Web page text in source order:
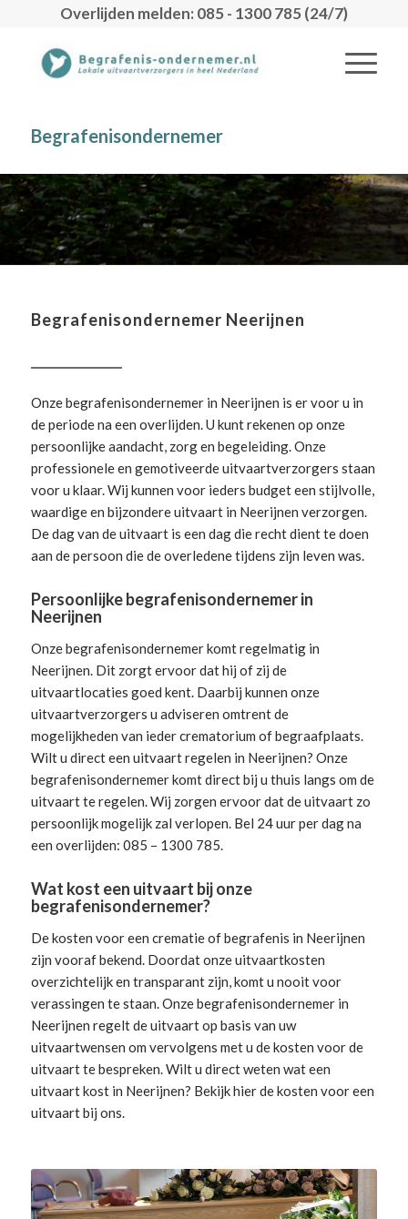
Overlijden melden: 085 - 1300 785 (24/7)
Begrafenisondernemer
Begrafenisondernemer Neerijnen
Onze begrafenisondernemer in Neerijnen is er voor u in
de periode na een overlijden. U kunt rekenen op onze
persoonlijke aandacht, zorg en begeleiding.Onze
professionele en gemotiveerde uitvaartverzorgers staan
voor u klaar. Wij kunnen voor ieders budget een stijlvolle,
waardige en bijzondere uitvaart in Neerijnen verzorgen.
De dag van de uitvaart is een dag die recht dient te doen
aan de persoon die de overledene tijdens zijn leven was.
Persoonlijke begrafenisondernemer in
Neerijnen
Onze begrafenisondernemer komt regelmatig in
Neerijnen. Dit zorgt ervoor dat hij of zij de
uitvaartlocaties goed kent. Daarbij kunnen onze
uitvaartverzorgers u adviseren omtrent de
mogelijkheden van ieder crematorium of begraafplaats.
Wilt u direct een uitvaart regelen in Neerijnen? Onze
begrafenisondernemer komt direct bij u thuis langs om de
uitvaart te regelen. Wij zorgen ervoor dat de uitvaart zo
persoonlijk mogelijk zal verlopen. Bel 24 uur per dag na
een overlijden: 085 – 1300 785.
Wat kost een uitvaart bij onze
begrafenisondernemer?
De kosten voor een crematie of begrafenis in Neerijnen
zijn vooraf bekend. Doordat onze uitvaartkosten
overzichtelijk en transparant zijn, komt u nooit voor
verassingen te staan. Onze begrafenisondernemer in
Neerijnen regelt de uitvaartop basis van uw
uitvaartwensen om vervolgens met u de kosten voor de
uitvaart te bespreken. Wilt u direct weten wat een
uitvaart kost in Neerijnen? Bekijk hier dekosten voor een
uitvaartbij ons.